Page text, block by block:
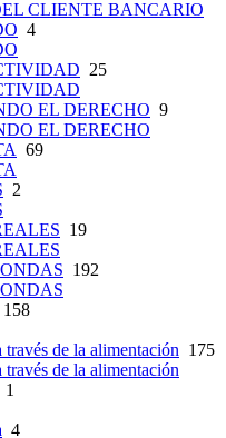
CLIENTE BANCARIO
4
25
EL DERECHO 9
EL DERECHO
69
2
19
192
158
través de la alimentación 175
través de la alimentación
1
4